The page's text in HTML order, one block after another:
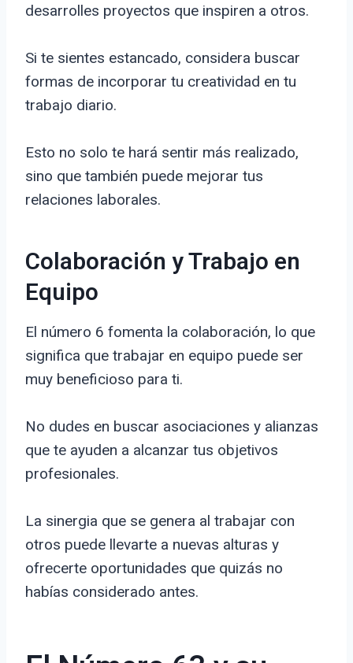
desarrolles proyectos que inspiren a otros.
Si te sientes estancado, considera buscar
formas de incorporar tu creatividad en tu
trabajo diario.
Esto no solo te hará sentir más realizado,
sino que también puede mejorar tus
relaciones laborales.
Colaboración y Trabajo en
Equipo
El número 6 fomenta la colaboración, lo que
significa que trabajar en equipo puede ser
muy beneficioso para ti.
No dudes en buscar asociaciones y alianzas
que te ayuden a alcanzar tus objetivos
profesionales.
La sinergia que se genera al trabajar con
otros puede llevarte a nuevas alturas y
ofrecerte oportunidades que quizás no
habías considerado antes.